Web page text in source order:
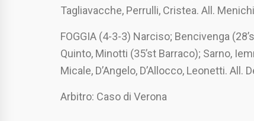
Tagliavacche, Perrulli, Cristea. All.
FOGGIA (4-3-3) Narciso; Bencivenga
Quinto, Minotti (35’st Barraco); Sarno,
Micale, D’Angelo, D’Allocco, Leonetti. All.
Arbitro: Caso di Verona